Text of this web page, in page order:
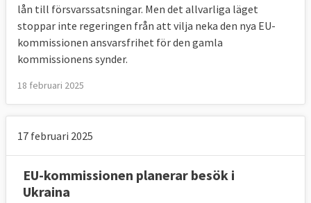
lån till försvarssatsningar. Men det allvarliga läget
stoppar inte regeringen från att vilja neka den nya EU-
kommissionen ansvarsfrihet för den gamla
kommissionens synder.
18 februari 2025
17 februari 2025
EU-kommissionen planerar besök i
Ukraina